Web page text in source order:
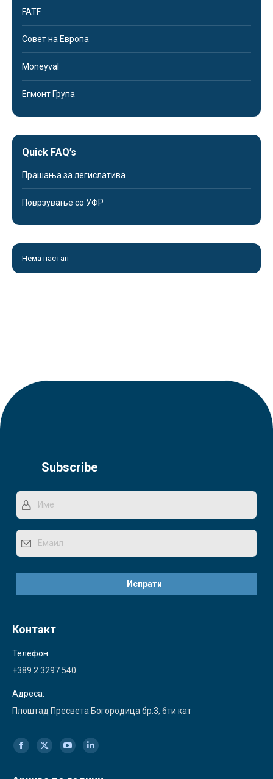
FATF
Совет на Европа
Moneyval
Егмонт Група
Quick FAQ’s
Прашања за легислатива
Поврзување со УФР
Нема настан
Subscribe
Контакт
Телефон:
+389 2 3297 540
Адреса:
Плоштад Пресвета Богородица бр.3, 6ти кат
Find us on:
Facebook
X
YouTubeLinkedin